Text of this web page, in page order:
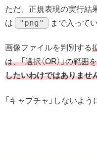
ただ、正規表現の実行結
は
"png" まで入って
画像ファイルを判別する
は、「選択（OR）」の範
したいわけではありませ
「キャプチャ」しないよ